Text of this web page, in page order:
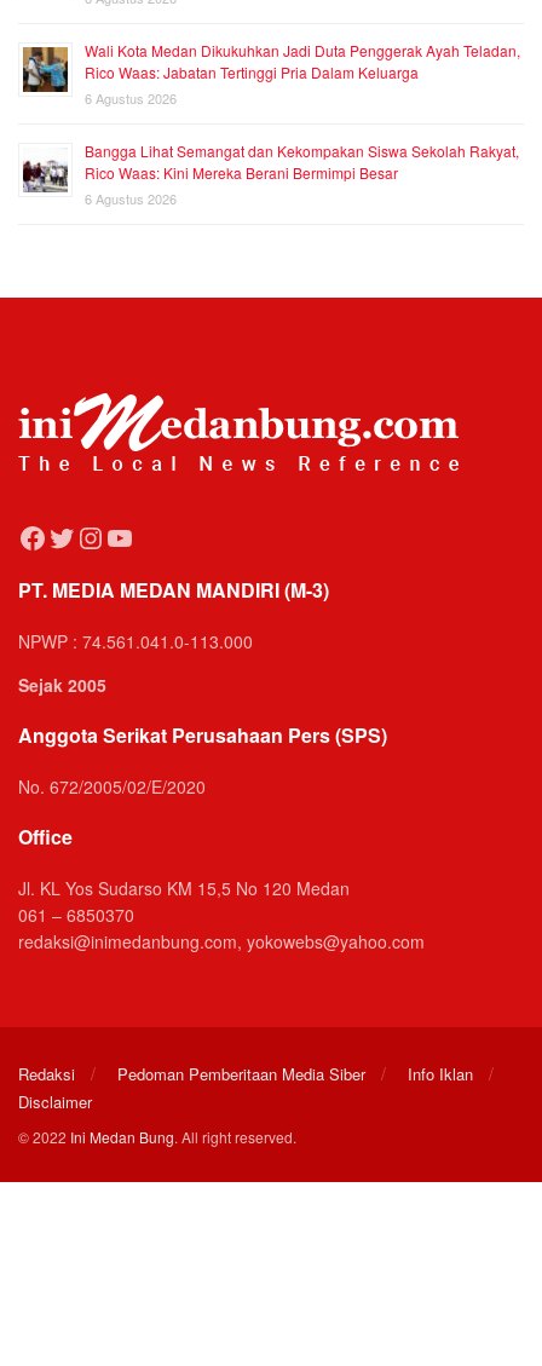
Wali Kota Medan Dikukuhkan Jadi Duta Penggerak Ayah Teladan,
Rico Waas: Jabatan Tertinggi Pria Dalam Keluarga
6 Agustus 2026
Bangga Lihat Semangat dan Kekompakan Siswa Sekolah Rakyat,
Rico Waas: Kini Mereka Berani Bermimpi Besar
6 Agustus 2026
Facebook
Twitter
Instagram
YouTube
PT. MEDIA MEDAN MANDIRI (M-3)
NPWP : 74.561.041.0-113.000
Sejak 2005
Anggota Serikat Perusahaan Pers (SPS)
No. 672/2005/02/E/2020
Office
Jl. KL Yos Sudarso KM 15,5 No 120 Medan
061 – 6850370
redaksi@inimedanbung.com, yokowebs@yahoo.com
Redaksi Pedoman Pemberitaan Media Siber
Info Iklan
Disclaimer
© 2022 Ini Medan Bung. All right reserved.